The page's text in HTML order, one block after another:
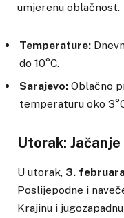
umjerenu oblačnost.
Temperature:
do 10°C.
Sarajevo: Oblačno
temperaturu oko
Utorak:
U utorak, 3.
Poslijepodne i
Krajinu i